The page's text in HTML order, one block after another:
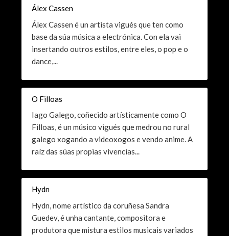
Álex Cassen
Álex Cassen é un artista vigués que ten como
base da súa música a electrónica. Con ela vai
insertando outros estilos, entre eles, o pop e o
dance,...
O Filloas
Iago Galego, coñecido artísticamente como O
Filloas, é un músico vigués que medrou no rural
galego xogando a videoxogos e vendo anime. A
raíz das súas propias vivencias...
Hydn
Hydn, nome artístico da coruñesa Sandra
Guedev, é unha cantante, compositora e
produtora que mistura estilos musicais variados